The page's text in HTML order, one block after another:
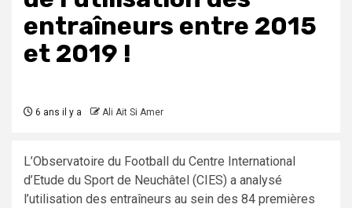
entraîneurs entre 2015
et 2019 !
6 ans il y a Ali Ait Si Amer
L’Observatoire du Football du Centre International
d’Etude du Sport de Neuchâtel (CIES) a analysé
l’utilisation des entraîneurs au sein des 84 premières